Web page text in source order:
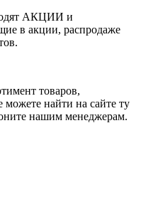
АКЦИИ и
в акции, распродаже
товаров,
найти на сайте ту
нашим менеджерам.